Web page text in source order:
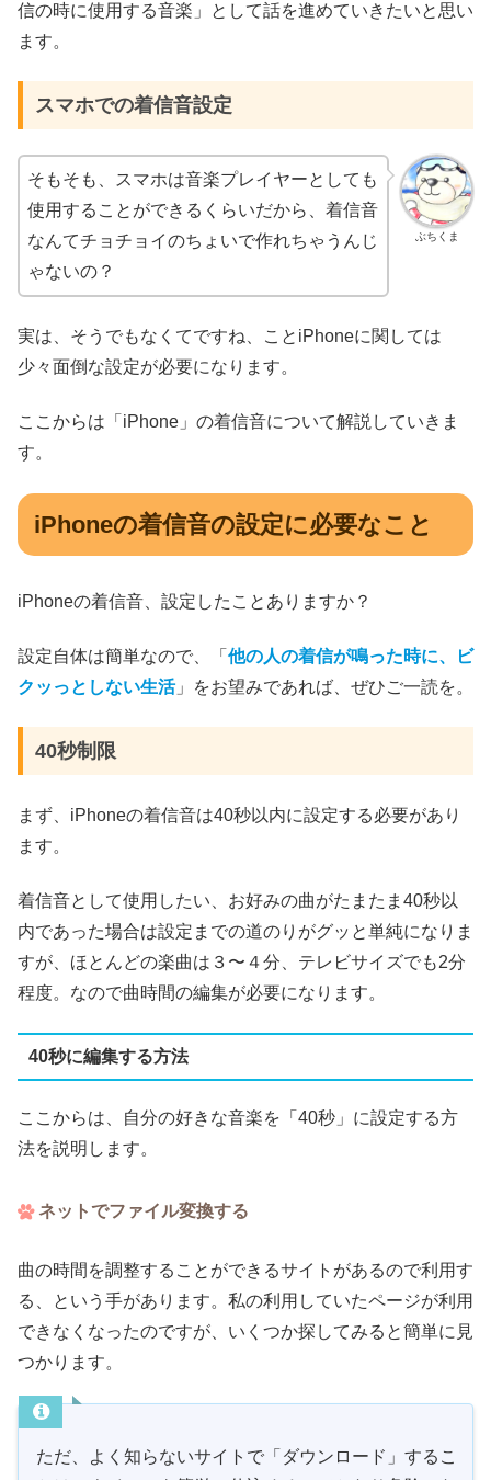
信の時に使用する音楽」として話を進めていきたいと思い
ます。
スマホでの着信音設定
ぶちくま
そもそも、スマホは音楽プレイヤーとしても
使用することができるくらいだから、着信音
なんてチョチョイのちょいで作れちゃうんじ
ゃないの？
実は、そうでもなくてですね、ことiPhoneに関しては
少々面倒な設定が必要になります。
ここからは「iPhone」の着信音について解説していきま
す。
iPhoneの着信音の設定に必要なこと
iPhoneの着信音、設定したことありますか？
設定自体は簡単なので、「 他の人の着信が鳴った時に、ビ
クッっとしない生活」をお望みであれば、ぜひご一読を。
40秒制限
まず、iPhoneの着信音は40秒以内に設定する必要があり
ます。
着信音として使用したい、お好みの曲がたまたま40秒以
内であった場合は設定までの道のりがグッと単純になりま
すが、ほとんどの楽曲は３〜４分、テレビサイズでも2分
程度。なので曲時間の編集が必要になります。
40秒に編集する方法
ここからは、自分の好きな音楽を「40秒」に設定する方
法を説明します。
ネットでファイル変換する
曲の時間を調整することができるサイトがあるので利用す
る、という手があります。私の利用していたページが利用
できなくなったのですが、いくつか探してみると簡単に見
つかります。
ただ、よく知らないサイトで「ダウンロード」するこ